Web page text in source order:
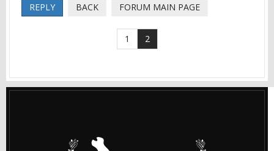
REPLY BACK FORUM MAIN PAGE
1 2